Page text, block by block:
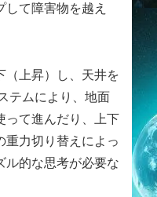
て障害物を越え
（上昇）し、天井を
テムにより、地面
って進んだり、上下
重力切り替えによっ
ル的な思考が必要な